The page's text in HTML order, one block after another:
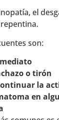
el
son:
o tirón
la
en